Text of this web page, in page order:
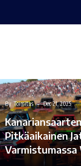
By Toimitus Dec 21, 2025
Pitkäaikainen
Varmistumassa